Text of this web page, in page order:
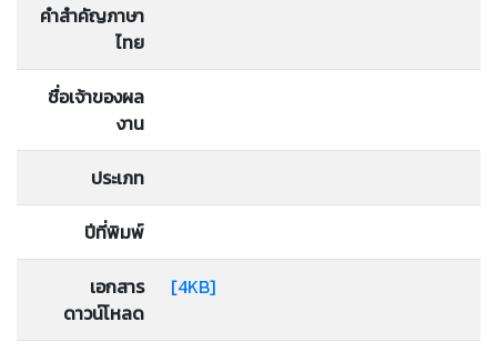
คำสำคัญภาษา
ไทย
ชื่อเจ้าของผล
งาน
ประเภท
ปีที่พิมพ์
เอกสาร
ดาวน์โหลด
[4KB]